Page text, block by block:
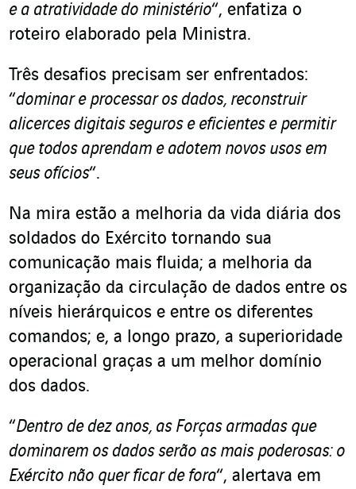
e a atratividade do ministério“, enfatiza o
roteiro elaborado pela Ministra.
Três desafios precisam ser enfrentados:
“dominar e processar os dados, reconstruir
alicerces digitais seguros e eficientes e permitir
que todos aprendam e adotem novos usos em
seus ofícios“.
Na mira estão a melhoria da vida diária dos
soldados do Exército tornando sua
comunicação mais fluida; a melhoria da
organização da circulação de dados entre os
níveis hierárquicos e entre os diferentes
comandos; e, a longo prazo, a superioridade
operacional graças a um melhor domínio
dos dados.
“Dentro de dez anos, as Forças armadas que
dominarem os dados serão as mais poderosas: o
Exército não quer ficar de fora“, alertava em